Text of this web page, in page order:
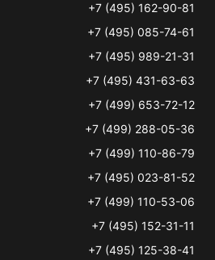
+7 (495) 162-90-81
+7 (495) 085-74-61
+7 (495) 989-21-31
+7 (495) 431-63-63
+7 (499) 653-72-12
+7 (499) 288-05-36
+7 (499) 110-86-79
+7 (495) 023-81-52
+7 (499) 110-53-06
+7 (495) 152-31-11
+7 (495) 125-38-41